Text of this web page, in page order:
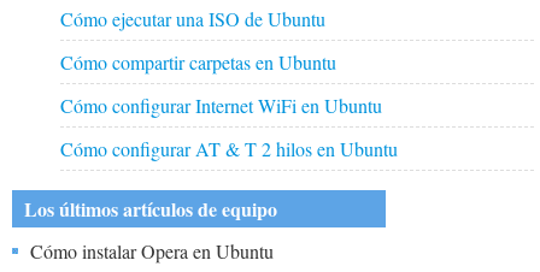
Cómo ejecutar una ISO de Ubuntu
Cómo compartir carpetas en Ubuntu
Cómo configurar Internet WiFi en Ubuntu
Cómo configurar AT & T 2 hilos en Ubuntu
Los últimos artículos de equipo
Cómo instalar Opera en Ubuntu